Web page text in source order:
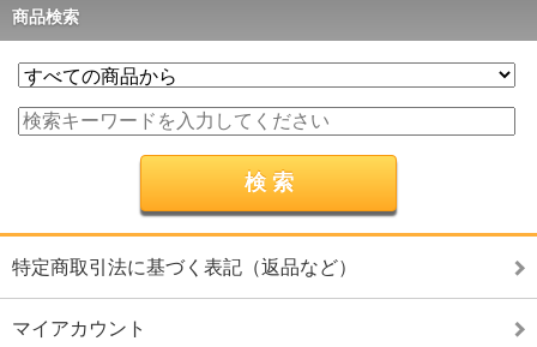
商品検索
特定商取引法に基づく表記（返品など）
マイアカウント